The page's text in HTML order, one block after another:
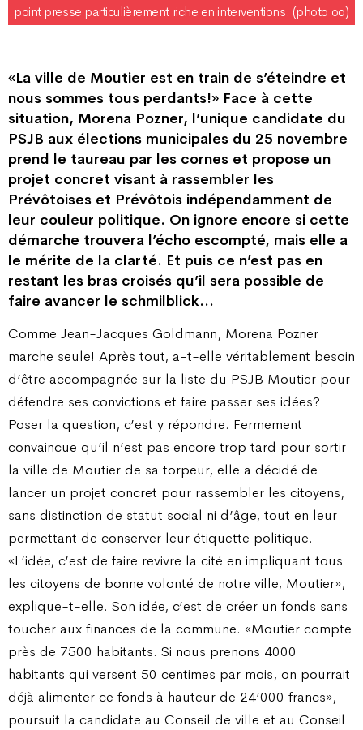
point presse particulièrement riche en interventions. (photo oo)
«La ville de Moutier est en train de s’éteindre et
nous sommes tous perdants!» Face à cette
situation, Morena Pozner, l’unique candidate du
PSJB aux élections municipales du 25 novembre
prend le taureau par les cornes et propose un
projet concret visant à rassembler les
Prévôtoises et Prévôtois indépendamment de
leur couleur politique. On ignore encore si cette
démarche trouvera l’écho escompté, mais elle a
le mérite de la clarté. Et puis ce n’est pas en
restant les bras croisés qu’il sera possible de
faire avancer le schmilblick…
Comme Jean-Jacques Goldmann, Morena Pozner
marche seule! Après tout, a-t-elle véritablement besoin
d’être accompagnée sur la liste du PSJB Moutier pour
défendre ses convictions et faire passer ses idées?
Poser la question, c’est y répondre. Fermement
convaincue qu’il n’est pas encore trop tard pour sortir
la ville de Moutier de sa torpeur, elle a décidé de
lancer un projet concret pour rassembler les citoyens,
sans distinction de statut social ni d’âge, tout en leur
permettant de conserver leur étiquette politique.
«L’idée, c’est de faire revivre la cité en impliquant tous
les citoyens de bonne volonté de notre ville, Moutier»,
explique-t-elle. Son idée, c’est de créer un fonds sans
toucher aux finances de la commune. «Moutier compte
près de 7500 habitants. Si nous prenons 4000
habitants qui versent 50 centimes par mois, on pourrait
déjà alimenter ce fonds à hauteur de 24’000 francs»,
poursuit la candidate au Conseil de ville et au Conseil